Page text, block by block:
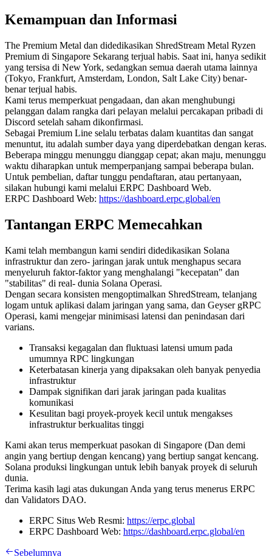
Kemampuan dan Informasi
The Premium Metal dan didedikasikan ShredStream Metal Ryzen
Premium di Singapore Sekarang terjual habis. Saat ini, hanya sedikit
yang tersisa di New York, sedangkan semua daerah utama lainnya
(Tokyo, Frankfurt, Amsterdam, London, Salt Lake City) benar-
benar terjual habis.
Kami terus memperkuat pengadaan, dan akan menghubungi
pelanggan dalam rangka dari pelayan melalui percakapan pribadi di
Discord setelah saham dikonfirmasi.
Sebagai Premium Line selalu terbatas dalam kuantitas dan sangat
menuntut, itu adalah sumber daya yang diperdebatkan dengan keras.
Beberapa minggu menunggu dianggap cepat; akan maju, menunggu
waktu diharapkan untuk memperpanjang sampai beberapa bulan.
Untuk pembelian, daftar tunggu pendaftaran, atau pertanyaan,
silakan hubungi kami melalui ERPC Dashboard Web.
ERPC Dashboard Web: https://dashboard.erpc.global/en
Tantangan ERPC Memecahkan
Kami telah membangun kami sendiri didedikasikan Solana
infrastruktur dan zero- jaringan jarak untuk menghapus secara
menyeluruh faktor-faktor yang menghalangi "kecepatan" dan
"stabilitas" di real- dunia Solana Operasi.
Dengan secara konsisten mengoptimalkan ShredStream, telanjang
logam untuk aplikasi dalam jaringan yang sama, dan Geyser gRPC
Operasi, kami mengejar minimisasi latensi dan penindasan dari
varians.
Transaksi kegagalan dan fluktuasi latensi umum pada
umumnya RPC lingkungan
Keterbatasan kinerja yang dipaksakan oleh banyak penyedia
infrastruktur
Dampak signifikan dari jarak jaringan pada kualitas
komunikasi
Kesulitan bagi proyek-proyek kecil untuk mengakses
infrastruktur berkualitas tinggi
Kami akan terus memperkuat pasokan di Singapore (Dan demi
angin yang bertiup dengan kencang) yang bertiup sangat kencang.
Solana produksi lingkungan untuk lebih banyak proyek di seluruh
dunia.
Terima kasih lagi atas dukungan Anda yang terus menerus ERPC
dan Validators DAO.
ERPC Situs Web Resmi: https://erpc.global
ERPC Dashboard Web: https://dashboard.erpc.global/en
Sebelumnya